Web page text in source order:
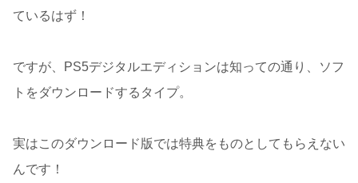
ているはず！
ですが、PS5デジタルエディションは知っての通り、ソフ
トをダウンロードするタイプ。
実はこのダウンロード版では特典をものとしてもらえない
んです！